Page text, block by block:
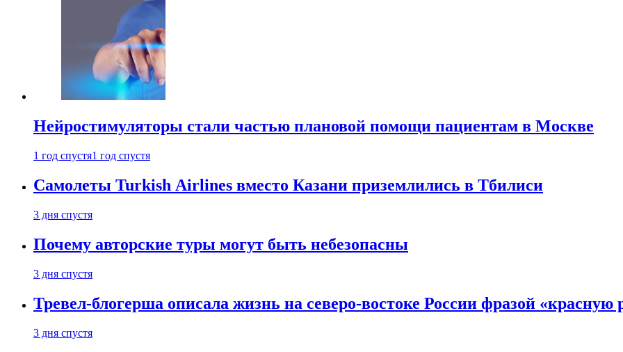
Нейростимуляторы стали частью плановой помощи пациентам в Москве
1 год спустя1 год спустя
Самолеты Turkish Airlines вместо Казани приземлились в Тбилиси
3 дня спустя
Почему авторские туры могут быть небезопасны
3 дня спустя
Тревел-блогерша описала жизнь на северо-востоке России фразой
3 дня спустя